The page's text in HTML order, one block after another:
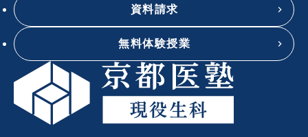
資料請求
無料体験授業